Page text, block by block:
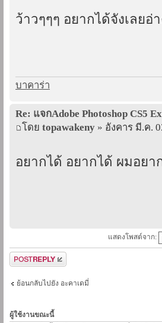
ว้าวๆๆๆ อยากได้จังเลยอ่
บาคาร่า
Re: แจกAdobe Photoshop CS5
โดย topawakeny » อังคาร มี.ค.
อยากได้ อยากได้ ผมอยา
แสดงโพสต์จาก:
ตอบกระทู้
ย้อนกลับไปยัง อะคาเดมี่
ผู้ใช้งานขณะนี้